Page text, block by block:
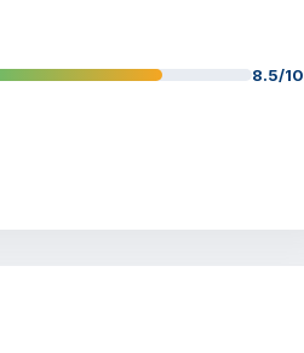
8.5/10